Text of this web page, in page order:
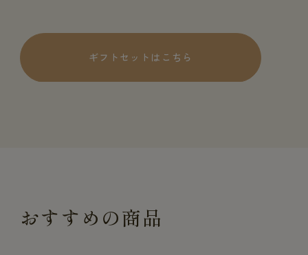
ギフトセットはこちら
おすすめの商品